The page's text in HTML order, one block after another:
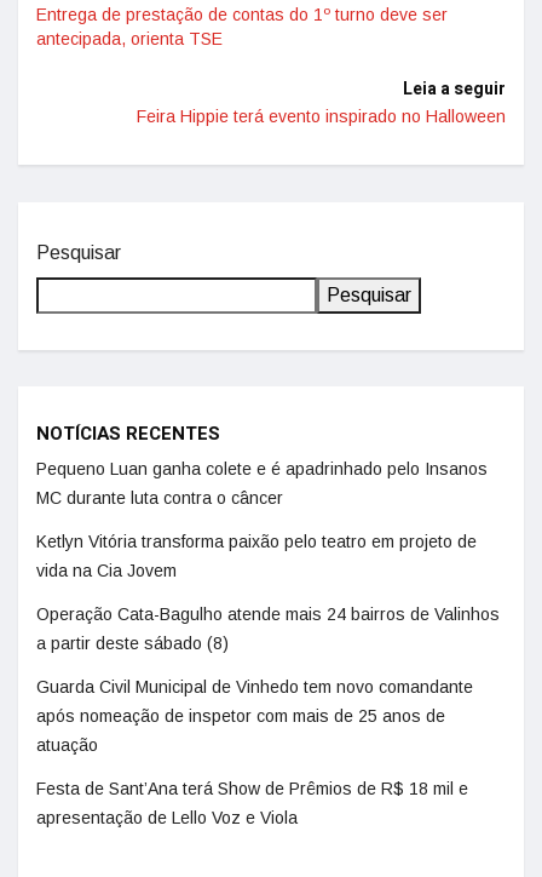
Entrega de prestação de contas do 1º turno deve ser
antecipada, orienta TSE
Leia a seguir
Feira Hippie terá evento inspirado no Halloween
Pesquisar
Pesquisar
NOTÍCIAS RECENTES
Pequeno Luan ganha colete e é apadrinhado pelo Insanos
MC durante luta contra o câncer
Ketlyn Vitória transforma paixão pelo teatro em projeto de
vida na Cia Jovem
Operação Cata-Bagulho atende mais 24 bairros de Valinhos
a partir deste sábado (8)
Guarda Civil Municipal de Vinhedo tem novo comandante
após nomeação de inspetor com mais de 25 anos de
atuação
Festa de Sant’Ana terá Show de Prêmios de R$ 18 mil e
apresentação de Lello Voz e Viola